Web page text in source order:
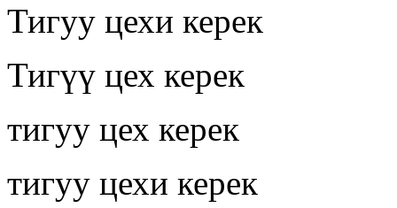
Тигуу цехи керек
Тигүү цех керек
тигуу цех керек
тигуу цехи керек